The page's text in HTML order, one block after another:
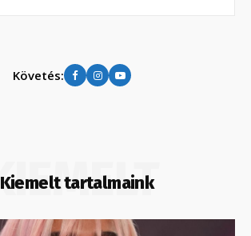
Követés:
Kiemelt tartalmaink
KIEMELT